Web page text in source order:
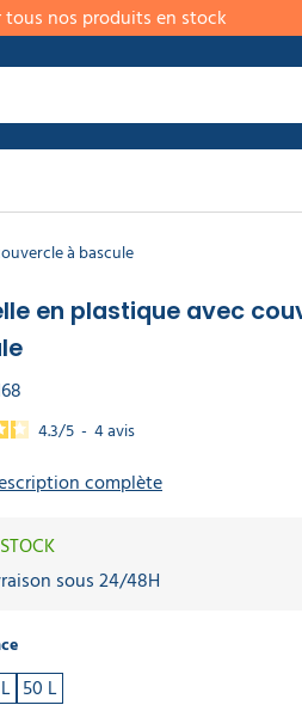
nos produits en stock
à bascule
en plastique avec
4.3/5 - 4avis
complète
sous 24/48H
50 L